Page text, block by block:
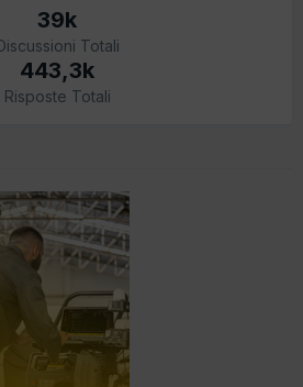
39k
Totali
443,3k
Risposte Totali